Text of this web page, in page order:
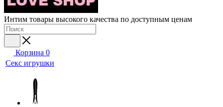
Интим товары высокого качества по доступным ценам
Корзина 0
Секс игрушки